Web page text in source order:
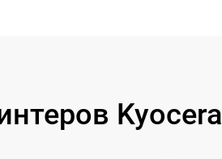
Kyocera